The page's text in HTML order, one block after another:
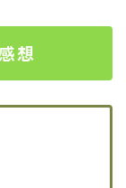
想